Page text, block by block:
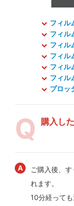
フィル
フィル
フィル
フィル
フィル
フィル
プロッ
購入し
ご購入後、
れます。
10分経って